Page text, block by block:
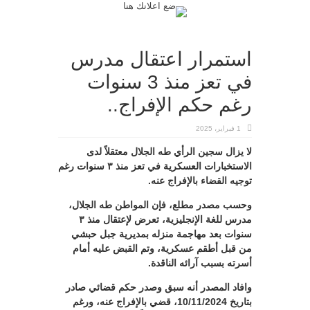
استمرار اعتقال مدرس
في تعز منذ 3 سنوات
رغم حكم الإفراج..
1 فبراير، 2025
لا يزال سجين الرأي طه الجلال معتقلاً لدى
الاستخبارات العسكرية في تعز منذ ٣ سنوات رغم
توجيه القضاء بالإفراج عنه.
وحسب مصدر مطلع، فإن المواطن طه الجلال،
مدرس للغة الإنجليزية، تعرض لإعتقال منذ ٣
سنوات بعد مهاجمة منزله بمديرية جبل حبشي
من قبل أطقم عسكرية، وتم القبض عليه أمام
أسرته بسبب آرائه الناقدة.
وافاد المصدر أنه سبق وصدر حكم قضائي صادر
بتاريخ 10/11/2024، قضي بالإفراج عنه، ورغم